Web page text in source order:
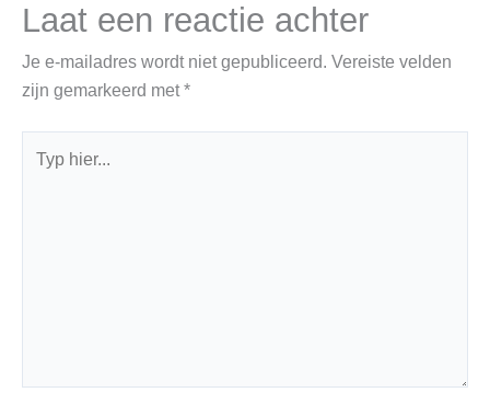
Laat een reactie achter
Je e-mailadres wordt niet gepubliceerd. Vereiste velden
zijn gemarkeerd met*
hier...